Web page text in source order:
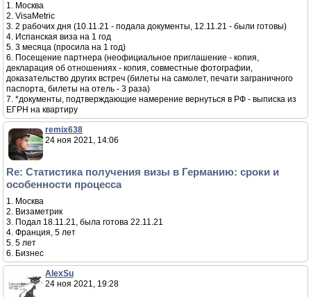
1. Москва
2. VisaMetric
3. 2 рабочих дня (10.11.21 - подала документы, 12.11.21 - были готовы)
4. Испанская виза на 1 год
5. 3 месяца (просила на 1 год)
6. Посещение партнера (неофициальное приглашение - копия,
декларация об отношениях - копия, совместные фотографии,
доказательство других встреч (билеты на самолет, печати заграничного
паспорта, билеты на отель - 3 раза)
7. *документы, подтверждающие намерение вернуться в РФ - выписка из
ЕГРН на квартиру
remix638
24 ноя 2021, 14:06
Re: Статистика получения визы в Германию: сроки и
особенности процесса
1. Москва
2. Визаметрик
3. Подал 18.11.21, была готова 22.11.21
4. Франция, 5 лет
5. 5 лет
6. Бизнес
AlexSu
24 ноя 2021, 19:28